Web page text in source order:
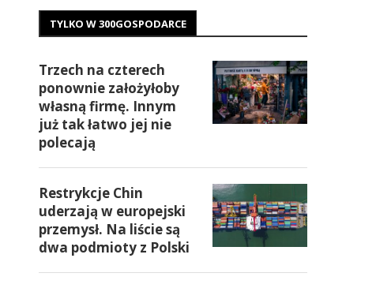
TYLKO W 300GOSPODARCE
Trzech na czterech
ponownie założyłoby
własną firmę. Innym
już tak łatwo jej nie
polecają
Restrykcje Chin
uderzają w europejski
przemysł. Na liście są
dwa podmioty z Polski